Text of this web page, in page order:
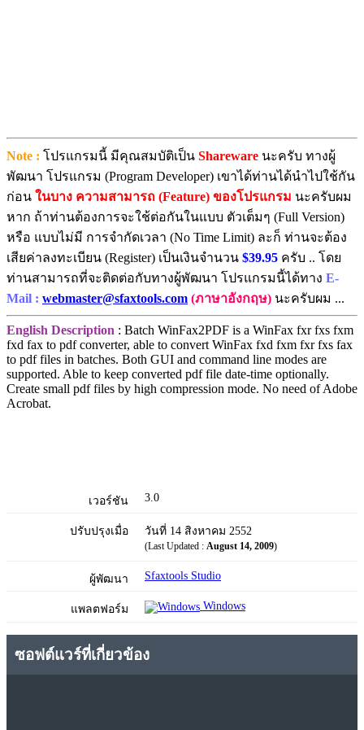
Note : โปรแกรมนี้ มีคุณสมบัติเป็น Shareware นะครับ ทางผู้
พัฒนา โปรแกรม (Program Developer) เขาได้ท่านได้นำไปใช้กัน
ก่อน ในบาง ความสามารถ (Feature) ของโปรแกรม นะครับผม
หาก ถ้าท่านต้องการจะใช้ต่อกันในแบบ ตัวเต็มๆ (Full Version)
หรือ แบบไม่มี การจำกัดเวลา (No Time Limit) ละก็ ท่านจะต้อง
เสียค่าลงทะเบียน (Register) เป็นเงินจำนวน $39.95 ครับ .. โดย
ท่านสามารถที่จะติดต่อกับทางผู้พัฒนา โปรแกรมนี้ได้ทาง E-
Mail : webmaster@sfaxtools.com (ภาษาอังกฤษ) นะครับผม ...
English Description : Batch WinFax2PDF is a WinFax fxr fxs fxm
fxd fax to pdf converter, able to convert WinFax fxd fxm fxr fxs fax
to pdf files in batches. Both GUI and command line modes are
supported. Able to keep converted pdf file date-time optionally.
Create small pdf files by high compression mode. No need of Adobe
Acrobat.
เวอร์ชัน 3.0
ปรับปรุงเมื่อ วันที่ 14 สิงหาคม 2552
(Last Updated : August 14, 2009)
ผู้พัฒนา Sfaxtools Studio
แพลตฟอร์ม Windows
ซอฟต์แวร์ที่เกี่ยวข้อง